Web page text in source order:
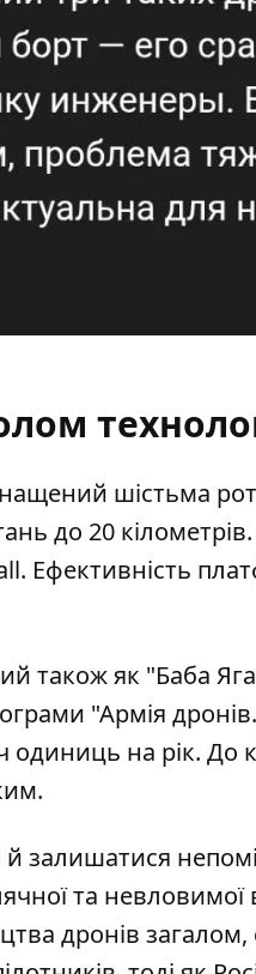
шістьма
до 20
Ефективність
також як "Баба
"Армія
на рік. До
залишатися
та
дронів загалом,